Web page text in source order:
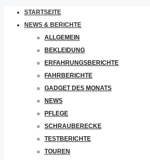
STARTSEITE
NEWS & BERICHTE
ALLGEMEIN
BEKLEIDUNG
ERFAHRUNGSBERICHTE
FAHRBERICHTE
GADGET DES MONATS
NEWS
PFLEGE
SCHRAUBERECKE
TESTBERICHTE
TOUREN